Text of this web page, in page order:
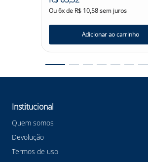
#martins #perneiralonamartins #EPI
Ou6x de R$ 10,58sem juros
Adicionar ao carrinho
Institucional
Quem somos
Devolução
Termos de uso